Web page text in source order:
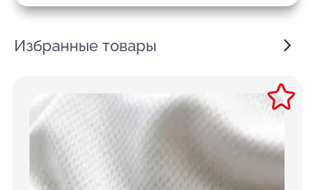
Избранные товары